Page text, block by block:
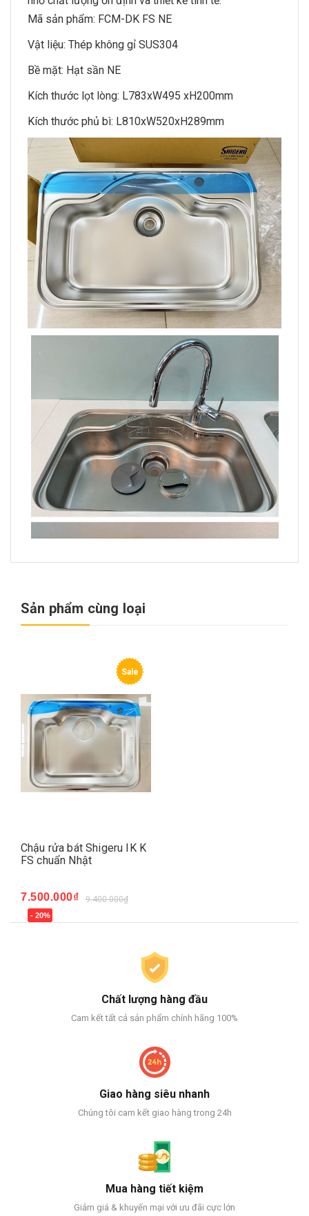
Mã sản phẩm: FCM-DK FS NE
Vật liệu: Thép không gỉ SUS304
Bề mặt: Hạt sần NE
Kích thước lọt lòng: L783xW495 xH200mm
Kích thước phủ bì: L810xW520xH289mm
Sản phẩm cùng loại
Sale
Chậu rửa bát Shigeru IK K
FS chuẩn Nhật
7.500.000₫ 9.400.000₫
- 20%
Chất lượng hàng đầu
Cam kết tất cả sản phẩm chính hãng 100%
Giao hàng siêu nhanh
Chúng tôi cam kết giao hàng trong 24h
Mua hàng tiết kiệm
Giảm giá & khuyến mại với ưu đãi cực lớn